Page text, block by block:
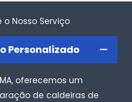
o Nosso Serviço
Personalizado
oferecemos um
de caldeiras de